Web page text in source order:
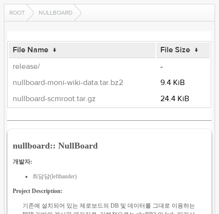
ROOT NULLBOARD
File Name ↓ File Size ↓
release/
-
nullboard-moni-wiki-data.tar.bz2
9.4 KiB
nullboard-scmroot.tar.gz
24.4 KiB
nullboard:: NullBoard
개발자:
최담담(lefthander)
Project Description:
기존에 설치되어 있는 제로보드의 DB 및 데이터를 그대로 이용하는